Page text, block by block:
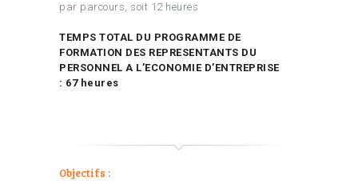
par parcours, soit 12 heures
TEMPS TOTAL DU PROGRAMME DE
FORMATION DES REPRESENTANTS DU
PERSONNEL A L’ECONOMIE D’ENTREPRISE
: 67 heures
Objectifs :